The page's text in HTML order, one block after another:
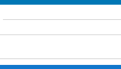
Platforms • Integraties &